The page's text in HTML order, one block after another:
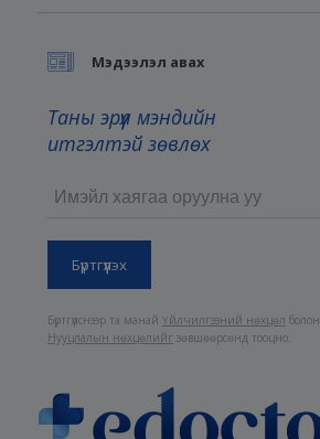
Мэдээлэл авах
Таны эрүүл мэндийн
итгэлтэй зөвлөх
Бүртгүүлснээр та манайҮйлчилгээний нөхцөл болон
Нууцлалын нөхцөлийг зөвшөөрсөнд тооцно.